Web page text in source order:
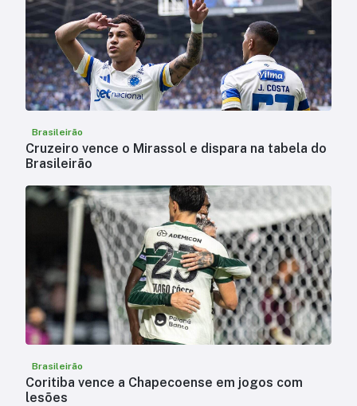
Brasileirão
Cruzeiro vence o Mirassol e dispara na tabela do
Brasileirão
Brasileirão
Coritiba vence a Chapecoense em jogos com
lesões